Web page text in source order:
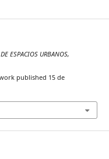
ESPACIOS URBANOS,
published 15 de